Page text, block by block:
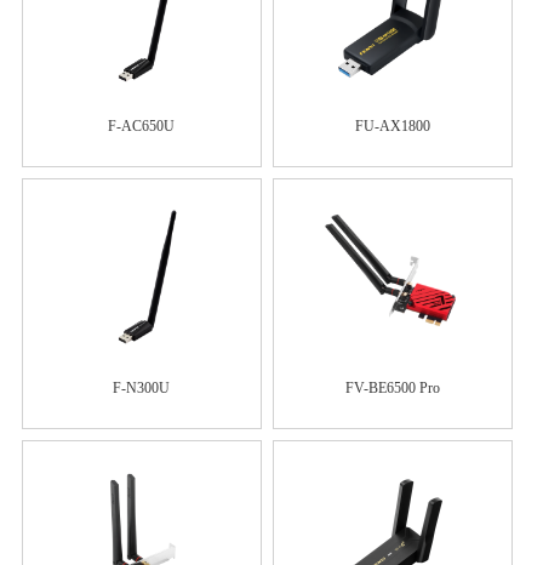
F-AC650U FU-AX1800
F-N300U FV-BE6500 Pro